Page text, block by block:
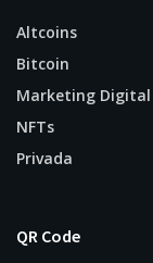
Altcoins
Bitcoin
Marketing Digital
NFTs
Privada
QR Code